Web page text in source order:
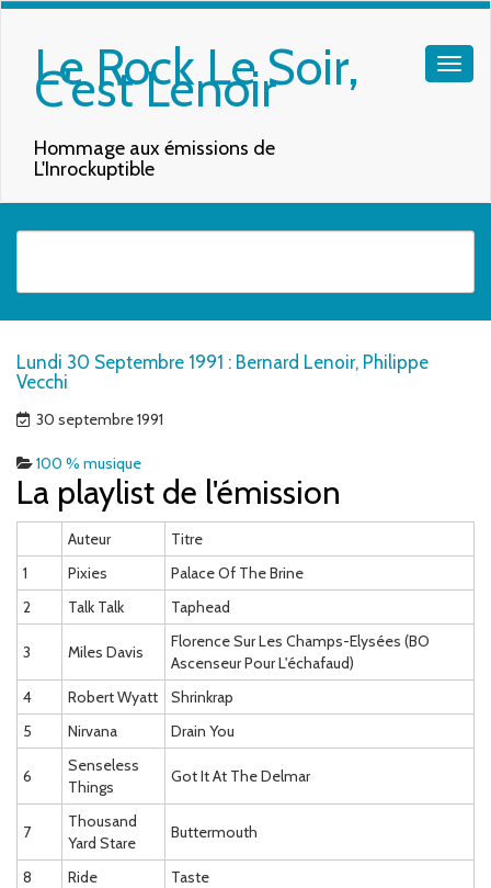
Le Rock Le Soir,
C'est Lenoir
Hommage aux émissions de
L'Inrockuptible
Lundi 30 Septembre 1991 : Bernard Lenoir, Philippe
Vecchi
30 septembre 1991
100 % musique
La playlist de l'émission
Auteur
Titre
1
Pixies
Palace Of The Brine
2
Talk Talk Taphead
3 Miles Davis
Florence Sur Les Champs-Elysées (BO
Ascenseur Pour L'échafaud)
4
Robert Wyatt
Shrinkrap
5
Nirvana Drain You
6
Senseless
Things
Got It At The Delmar
7
Thousand
Yard Stare
Buttermouth
8 Ride Taste